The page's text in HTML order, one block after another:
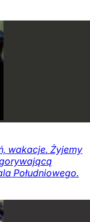
wakacje. Żyjemy
Południowego.